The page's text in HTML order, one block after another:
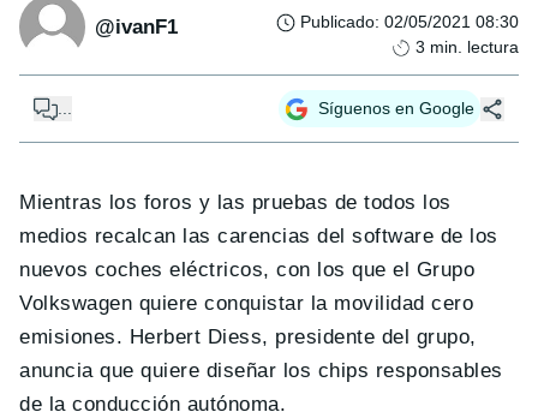
@ivanF1 Publicado: 02/05/2021 08:30
3 min. lectura
... Síguenos en Google
Mientras los foros y las pruebas de todos los
medios recalcan las carencias del software de los
nuevos coches eléctricos, con los que el Grupo
Volkswagen quiere conquistar la movilidad cero
emisiones. Herbert Diess, presidente del grupo,
anuncia que quiere diseñar los chips responsables
de la conducción autónoma.